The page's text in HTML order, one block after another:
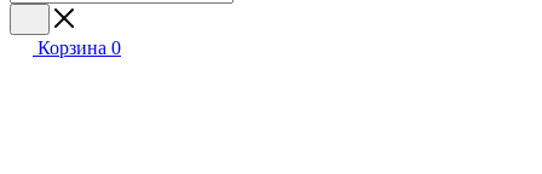
Корзина 0